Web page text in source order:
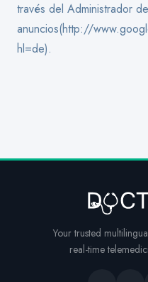
través del Administrador
anuncios(http://
hl=de).
Your trusted
real-time